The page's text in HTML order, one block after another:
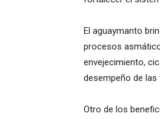
El aguaymanto
procesos
envejecimiento,
desempeño de
Otro de los